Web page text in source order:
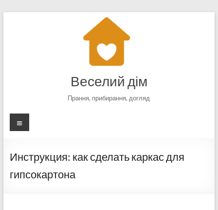
Веселий дім
Прання, прибирання, догляд
Меню
Инструкция: как сделать каркас для
гипсокартона